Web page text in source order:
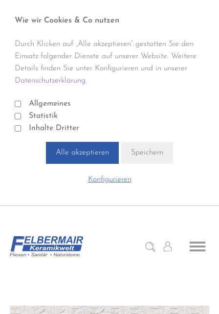
Wie wir Cookies & Co nutzen
Durch Klicken auf „Alle akzeptieren“ gestatten Sie den
Einsatz folgender Dienste auf unserer Website. Weitere
Details finden Sie unter Konfigurieren und in unserer
Datenschutzerklärung.
Allgemeines
Statistik
Inhalte Dritter
Alle akzeptieren Speichern
Konfigurieren